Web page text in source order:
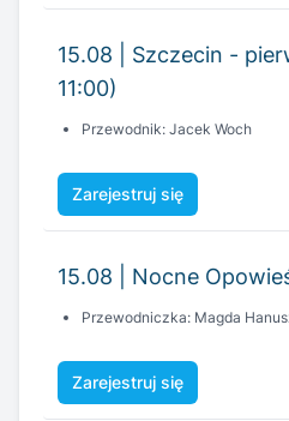
Zarejestruj się
Przewodniczka: Magda Hanusz
Zarejestruj się
11:00)